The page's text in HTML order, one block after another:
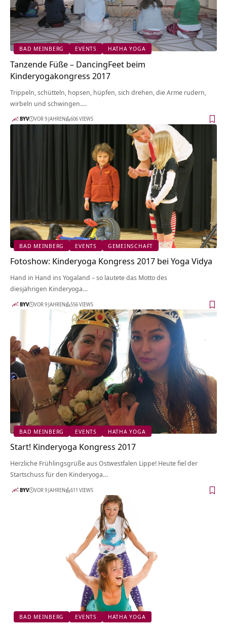
BAD MEINBERG EVENTS HATHA YOGA
Tanzende Füße – DancingFeet beim
Kinderyogakongress 2017
Trippeln, schütteln, hopsen, hüpfen, sich drehen, die Arme rudern,
wirbeln und schwingen.…
BYV VOR 9 JAHREN 606 VIEWS
BAD MEINBERG EVENTS GEMEINSCHAFT
Fotoshow: Kinderyoga Kongress 2017 bei Yoga Vidya
Hand in Hand ins Yogaland – so lautete das Motto des
diesjährigen Kinderyoga…
BYV VOR 9 JAHREN 556 VIEWS
BAD MEINBERG EVENTS HATHA YOGA
Start! Kinderyoga Kongress 2017
Herzliche Frühlingsgrüße aus Ostwestfalen Lippe! Heute fiel der
Startschuss für den Kinderyoga…
BYV VOR 9 JAHREN 611 VIEWS
BAD MEINBERG EVENTS HATHA YOGA